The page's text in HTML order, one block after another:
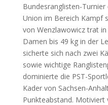
Bundesranglisten-
Union im Bereich Kampf
von Wenzlawowicz trat
Damen bis 49 kg in der
sicherte sich nach zwei
sowie wichtige
dominierte die PST-
Kader von Sachsen-
Punkteabstand.